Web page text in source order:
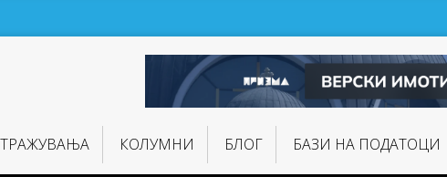
КОЛУМНИ БЛОГ БАЗИ НА ПОДАТОЦИ